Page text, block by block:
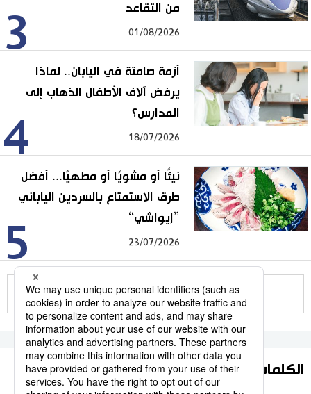
3
من التقاعد
01/08/2026
4
أزمة صامتة في اليابان.. لماذا
يرفض آلاف الأطفال الذهاب إلى
المدارس؟
18/07/2026
5
نيئًا أو مشويًا أو مطهيًا... أفضل
طرق الاستمتاع بالسردين الياباني
”إيواشي“
23/07/2026
للمزيد
الكلمات الأكثر بحثا